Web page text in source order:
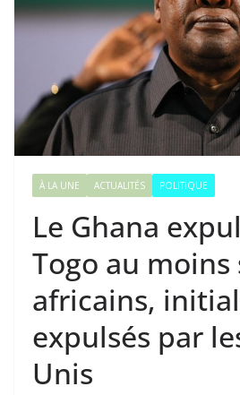
À LA UNE ACTUALITÉS POLITIQUE
Le Ghana
Togo au moins
africains,
expulsés par
Unis